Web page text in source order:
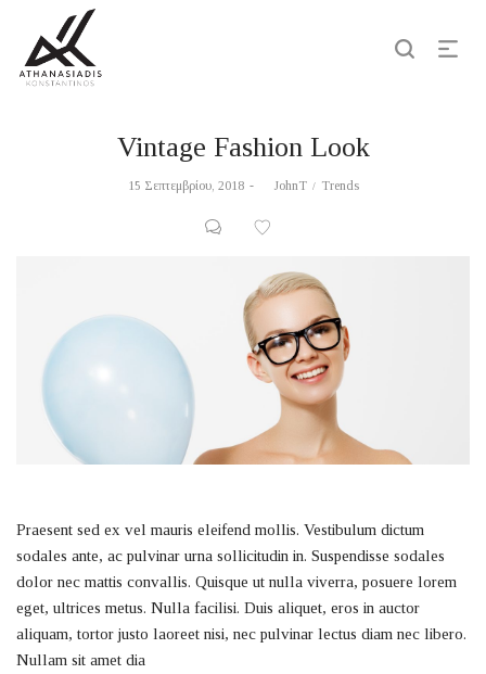
Vintage Fashion Look
Posted
15 Σεπτεμβρίου, 2018 JohnT
Posted
Trends
Praesent sed ex vel mauris eleifend mollis. Vestibulum dictum
sodales ante, ac pulvinar urna sollicitudin in. Suspendisse sodales
dolor nec mattis convallis. Quisque ut nulla viverra, posuere lorem
eget, ultrices metus. Nulla facilisi. Duis aliquet, eros in auctor
aliquam, tortor justo laoreet nisi, nec pulvinar lectus diam nec libero.
Nullam sit amet dia